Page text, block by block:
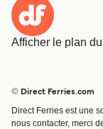
Afficher le plan
Traversées et ports
© Direct Ferries.com
Direct Ferries est une
nous contacter, merci